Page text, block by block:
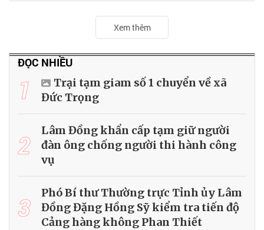
Xem thêm
ĐỌC NHIỀU
1
Trại tạm giam số 1 chuyển về xã
Đức Trọng
2
Lâm Đồng khẩn cấp tạm giữ người
đàn ông chống người thi hành công
vụ
3
Phó Bí thư Thường trực Tỉnh ủy Lâm
Đồng Đặng Hồng Sỹ kiểm tra tiến độ
Cảng hàng không Phan Thiết